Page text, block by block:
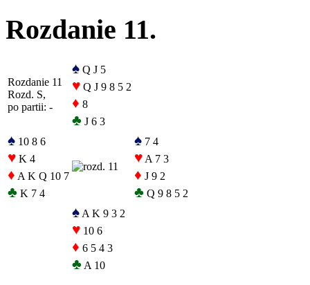
Rozdanie 11.
Rozdanie 11
Rozd. S,
po partii: -
♠ Q J 5
♥ Q J 9 8 5 2
♦ 8
♣ J 6 3
♠ 10 8 6
♥ K 4
♦ A K Q 10 7
♣ K 7 4
♠ 7 4
♥ A 7 3
♦ J 9 2
♣ Q 9 8 5 2
♠ A K 9 3 2
♥ 10 6
♦ 6 5 4 3
♣ A 10